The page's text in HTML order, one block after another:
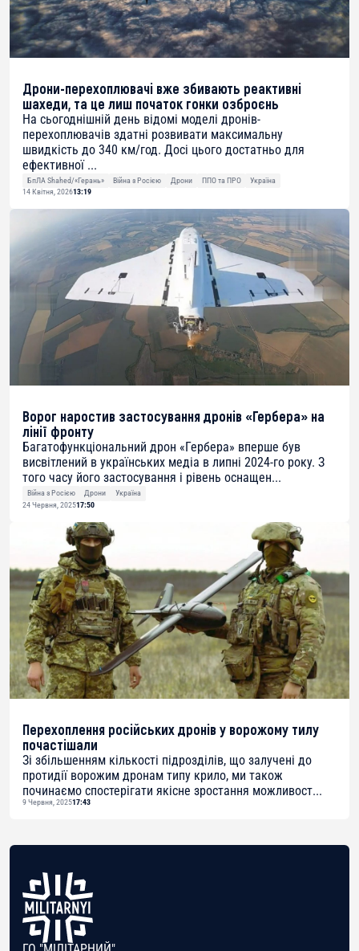
Дрони-перехоплювачі вже збивають реактивні
шахеди, та це лиш початок гонки озброєнь
На сьогоднішній день відомі моделі дронів-
перехоплювачів здатні розвивати максимальну
швидкість до 340 км/год. Досі цього достатньо для
ефективної ...
БпЛА Shahed/«Герань» Війна з Росією Дрони ППО та ПРО
Україна
14 Квітня, 202613:19
Ворог наростив застосування дронів «Гербера» на
лінії фронту
Багатофункціональний дрон «Гербера» вперше був
висвітлений в українських медіа в липні 2024-го року. З
того часу його застосування і рівень оснащен...
Війна з Росією Дрони
Україна
24 Червня, 202517:50
Перехоплення російських дронів у ворожому тилу
почастішали
Зі збільшенням кількості підрозділів, що залучені до
протидії ворожим дронам типу крило, ми також
починаємо спостерігати якісне зростання можливост...
9 Червня, 202517:43